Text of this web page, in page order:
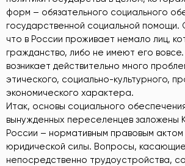
форм – обязательного социального
государственной социальной помощи.
что в России проживает немало лиц,
гражданство, либо не имеют его
возникает действительно много
этического, социально-культурного,
экономического характера.
Итак, основы социального
вынужденных переселенцев заложены
России – нормативным правовым
юридической силы. Вопросы,
непосредственно трудоустройства,